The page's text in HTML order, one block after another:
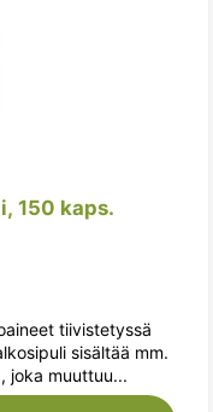
150 kaps.
tiivistetyssä
sisältää mm.
joka muuttuu...